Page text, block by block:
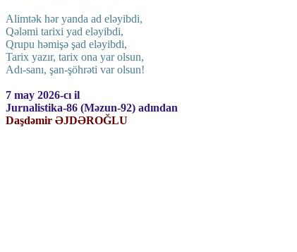
Alimtək hər yanda ad eləyibdi,
Qələmi tarixi yad eləyibdi,
Qrupu həmişə şad eləyibdi,
Tarix yazır, tarix ona yar olsun,
Adı-sanı, şan-şöhrəti var olsun!
7 may 2026-cı il
Jurnalistika-86 (Məzun-92) adından
Daşdəmir ƏJDƏROĞLU